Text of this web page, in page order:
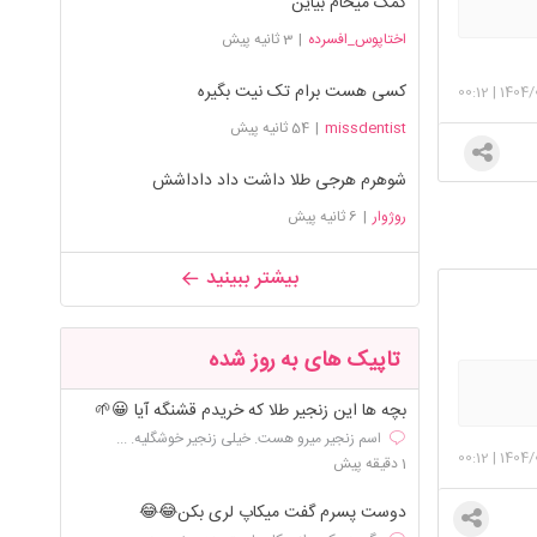
1404/
|
00:12
1404/
|
00:12
اختاپوس_افسرده | 3 ثانیه پیش
کسی هست برام تک نیت بگیره
missdentist
| 54 ثانیه پیش
شوهرم هرجی طلا داشت داد داداشش
روژوار | 6 ثانیه پیش
بیشتر ببینید
تاپیک های به روز شده
بچه ها این زنجیر طلا که خریدم قشنگه آیا 😀🌱
اسم زنجیر میرو هست. خیلی زنجیر خوشگلیه. ...
1 دقیقه پیش
دوست پسرم گفت میکاپ لری بکن😂😂